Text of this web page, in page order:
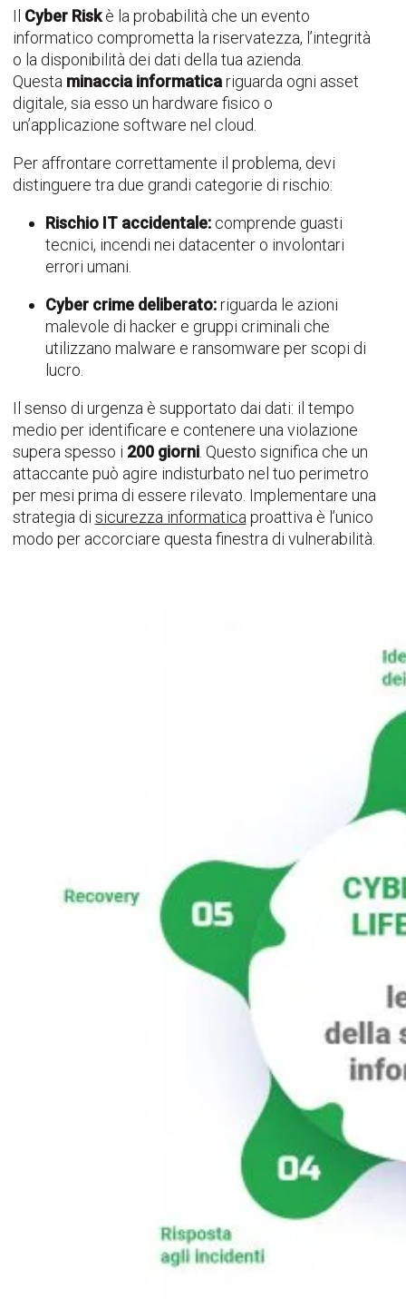
Il Cyber Riskè la probabilità che un evento
informatico comprometta la riservatezza, l’integrità
o la disponibilità dei dati della tua azienda.
Questa minaccia informaticariguarda ogni asset
digitale, sia esso un hardware fisico o
un’applicazione software nel cloud.
Per affrontare correttamente il problema, devi
distinguere tra due grandi categorie di rischio:
Rischio IT accidentale:comprende guasti
tecnici, incendi nei datacenter o involontari
errori umani.
Cyber crime deliberato:riguarda le azioni
malevole di hacker e gruppi criminali che
utilizzano malware e ransomware per scopi di
lucro.
Il senso di urgenza è supportato dai dati: il tempo
medio per identificare e contenere una violazione
supera spesso i 200 giorni. Questo significa che un
attaccante può agire indisturbato nel tuo perimetro
per mesi prima di essere rilevato. Implementare una
strategia di sicurezza informatica proattiva è l’unico
modo per accorciare questa finestra di vulnerabilità.